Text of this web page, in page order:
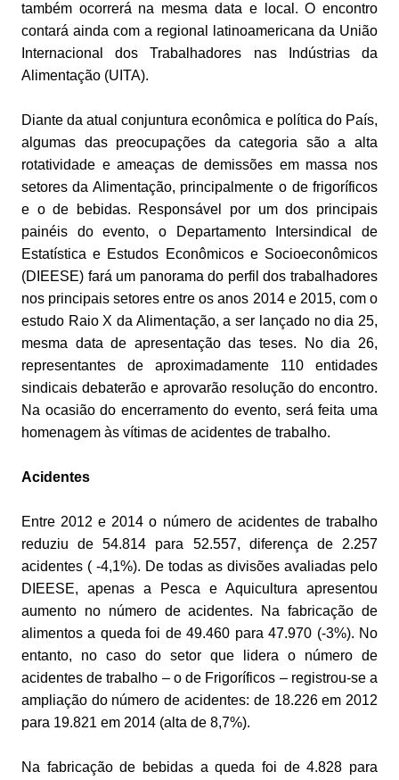
também ocorrerá na mesma data e local. O encontro
contará ainda com a regional latinoamericana da União
Internacional dos Trabalhadores nas Indústrias da
Alimentação (UITA).
Diante da atual conjuntura econômica e política do País,
algumas das preocupações da categoria são a alta
rotatividade e ameaças de demissões em massa nos
setores da Alimentação, principalmente o de frigoríficos
e o de bebidas. Responsável por um dos principais
painéis do evento, o Departamento Intersindical de
Estatística e Estudos Econômicos e Socioeconômicos
(DIEESE) fará um panorama do perfil dos trabalhadores
nos principais setores entre os anos 2014 e 2015, com o
estudo Raio X da Alimentação, a ser lançado no dia 25,
mesma data de apresentação das teses. No dia 26,
representantes de aproximadamente 110 entidades
sindicais debaterão e aprovarão resolução do encontro.
Na ocasião do encerramento do evento, será feita uma
homenagem às vítimas de acidentes de trabalho.
Acidentes
Entre 2012 e 2014 o número de acidentes de trabalho
reduziu de 54.814 para 52.557, diferença de 2.257
acidentes ( -4,1%). De todas as divisões avaliadas pelo
DIEESE, apenas a Pesca e Aquicultura apresentou
aumento no número de acidentes. Na fabricação de
alimentos a queda foi de 49.460 para 47.970 (-3%). No
entanto, no caso do setor que lidera o número de
acidentes de trabalho – o de Frigoríficos – registrou-se a
ampliação do número de acidentes: de 18.226 em 2012
para 19.821 em 2014 (alta de 8,7%).
Na fabricação de bebidas a queda foi de 4.828 para